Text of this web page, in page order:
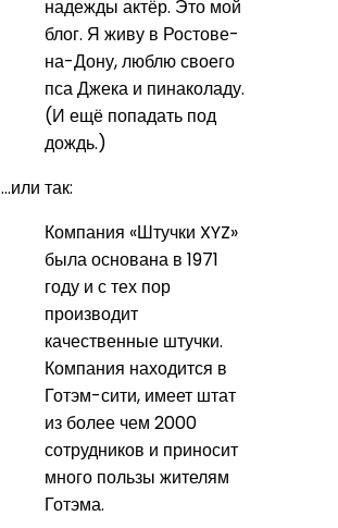
надежды актёр. Это мой
блог. Я живу в Ростове-
на-Дону, люблю своего
пса Джека и пинаколаду.
(И ещё попадать под
дождь.)
…или так:
Компания «Штучки XYZ»
была основана в 1971
году и с тех пор
производит
качественные штучки.
Компания находится в
Готэм-сити, имеет штат
из более чем 2000
сотрудников и приносит
много пользы жителям
Готэма.